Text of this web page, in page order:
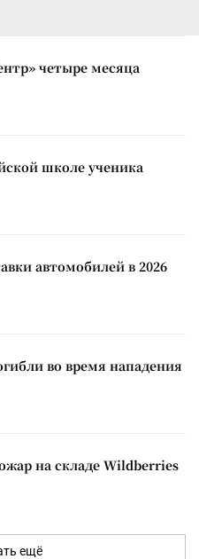
четыре месяца
школе ученика
автомобилей в 2026
во время нападения
на складе Wildberries
ещё